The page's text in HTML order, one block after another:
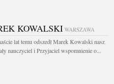
KOWALSKI WARSZAWA
lat temu odszedł Marek Kowalski nasz
nauczyciel i Przyjaciel wspomnienie o...